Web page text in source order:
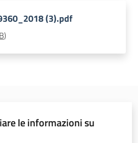
(3).pdf
)
le informazioni su